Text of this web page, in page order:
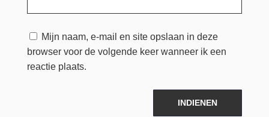
Mijn naam, e-mail en site opslaan in deze
browser voor de volgende keer wanneer ik een
reactie plaats.
INDIENEN